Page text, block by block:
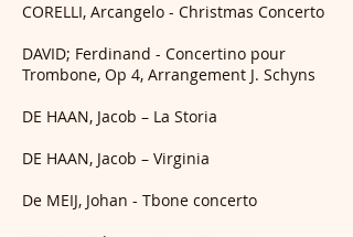
CORELLI, Arcangelo - Christmas Concerto
DAVID; Ferdinand - Concertino pour
Trombone, Op 4, Arrangement J. Schyns
DE HAAN, Jacob – La Storia
DE HAAN, Jacob – Virginia
De MEIJ, Johan - Tbone concerto